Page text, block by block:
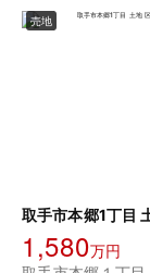
売地
取手市本郷1丁目
1,580万円